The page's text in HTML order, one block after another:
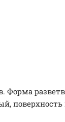
Форма
поверхность